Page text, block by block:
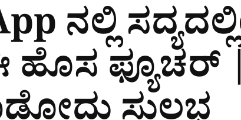
ನಲ್ಲಿ
ಫ್ಯೂಚರ್‌ |